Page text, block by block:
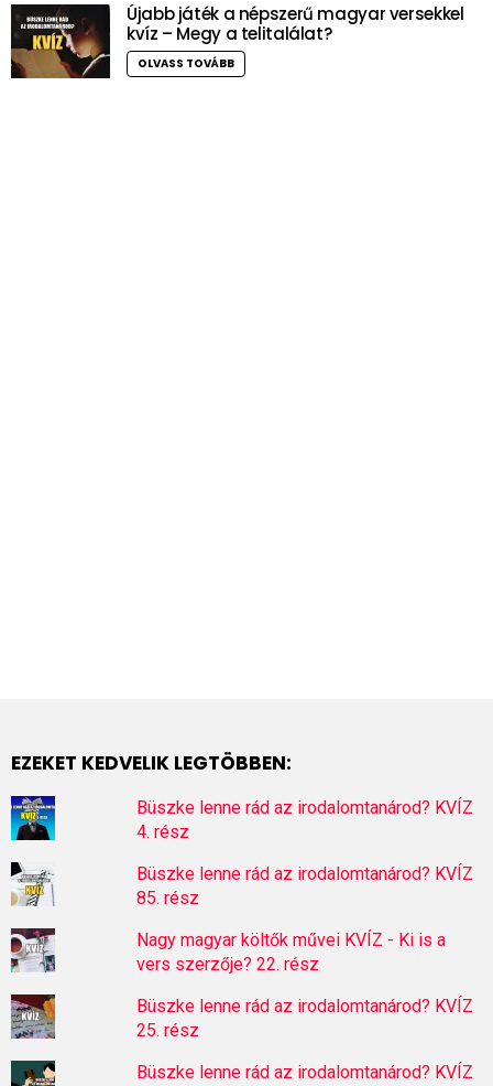
Újabb játék a népszerű magyar versekkel
kvíz – Megy a telitalálat?
OLVASS TOVÁBB
EZEKET KEDVELIK LEGTÖBBEN:
Büszke lenne rád az irodalomtanárod? KVÍZ
4. rész
Büszke lenne rád az irodalomtanárod? KVÍZ
85. rész
Nagy magyar költők művei KVÍZ - Ki is a
vers szerzője? 22. rész
Büszke lenne rád az irodalomtanárod? KVÍZ
25. rész
Büszke lenne rád az irodalomtanárod? KVÍZ